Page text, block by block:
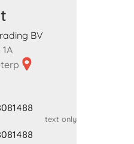
BV
text only